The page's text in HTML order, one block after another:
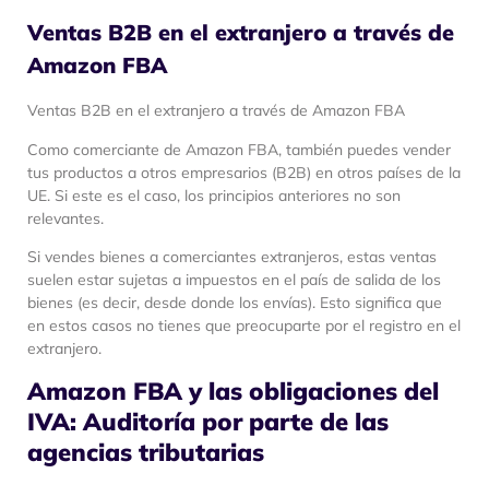
Ventas B2B en el extranjero a través de
Amazon FBA
Ventas B2B en el extranjero a través de Amazon FBA
Como comerciante de Amazon FBA, también puedes vender
tus productos a otros empresarios (B2B) en otros países de la
UE. Si este es el caso, los principios anteriores no son
relevantes.
Si vendes bienes a comerciantes extranjeros, estas ventas
suelen estar sujetas a impuestos en el país de salida de los
bienes (es decir, desde donde los envías). Esto significa que
en estos casos no tienes que preocuparte por el registro en el
extranjero.
Amazon FBA y las obligaciones del
IVA: Auditoría por parte de las
agencias tributarias